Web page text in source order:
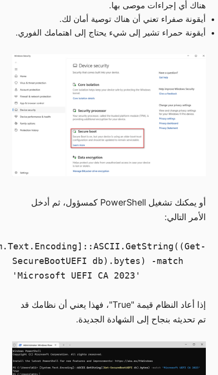
هناك أي إجراءات موصى بها.
أيقونة صفراء تعني أن هناك توصية أمان لك.
أيقونة حمراء تشير إلى شيء يحتاج إلى اهتمامك الفوري.
أو يمكنك تشغيل PowerShell كمسؤول، ثم أدخل
الأمر التالي:
SecureBootUEFI db).bytes) -match
'Microsoft UEFI CA 2023'
إذا أعاد النظام قيمة "True"، فهذا يعني أن نظامك قد
تم تحديثه بنجاح إلى الشهادة الجديدة.